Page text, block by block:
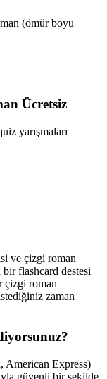
(ömür boyu
Ücretsiz
yarışmaları
ve çizgi roman
flashcard destesi
çizgi roman
zaman
American Express)
güvenli bir şekilde